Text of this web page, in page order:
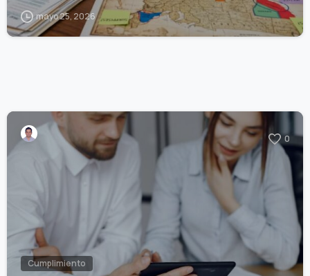
mayo 25, 2026
0
Cumplimiento